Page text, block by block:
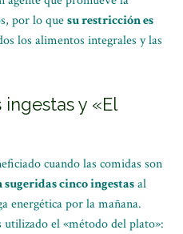
por lo quesu restricción es
los alimentos integrales y las
y «El
cuando las comidas son
sugeridas cinco ingestasal
energética por la mañana.
el «método del plato»: